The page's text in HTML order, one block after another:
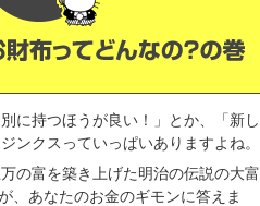
に持つほうが良い！」とか、「新し
クスっていっぱいありますよね。
の富を築き上げた明治の伝説の大富
、あなたのお金のギモンに答えま